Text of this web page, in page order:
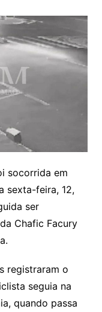
socorrida em
sexta-feira, 12,
ser
Chafic Facury
registraram o
seguia na
quando passa